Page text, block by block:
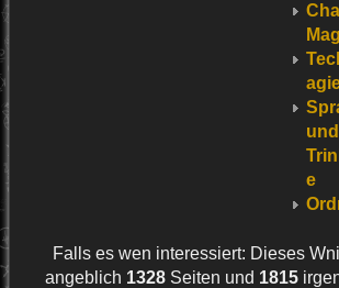
und
e
Falls es wen interessiert: Dieses
angeblich 1328Seiten und 1815